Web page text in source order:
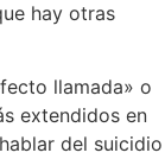
hay otras
llamada» o
extendidos en
del suicidio